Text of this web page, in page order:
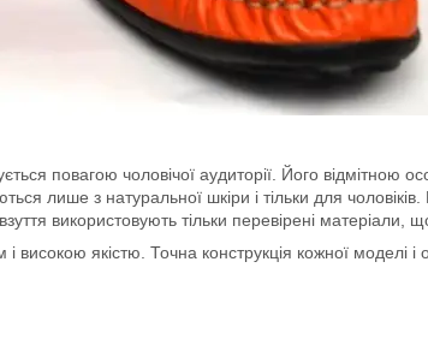
повагою чоловічої аудиторії. Його відмітною
лише з натуральної шкіри і тільки для
використовують тільки перевірені
якістю. Точна конструкція кожної моделі і